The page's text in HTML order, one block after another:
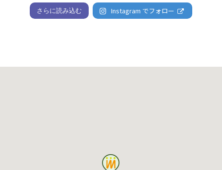
さらに読み込む Instagram でフォロー